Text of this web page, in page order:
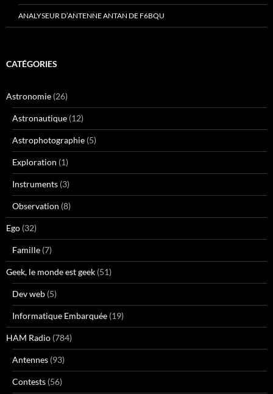
ANALYSEUR D’ANTENNE ANTAN DE F6BQU
CATÉGORIES
Astronomie (26)
Astronautique (12)
Astrophotographie (5)
Exploration (1)
Instruments (3)
Observation (8)
Ego (32)
Famille (7)
Geek, le monde est geek (51)
Dev web (5)
Informatique Embarquée (19)
HAM Radio (784)
Antennes (93)
Contests (56)